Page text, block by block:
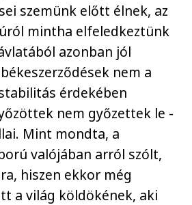
szemünk előtt élnek, az
mintha elfeledkeztünk
azonban jól
nem a
érdekében
nem győzettek le -
Mint mondta, a
valójában arról szólt,
hiszen ekkor még
a világ köldökének, aki